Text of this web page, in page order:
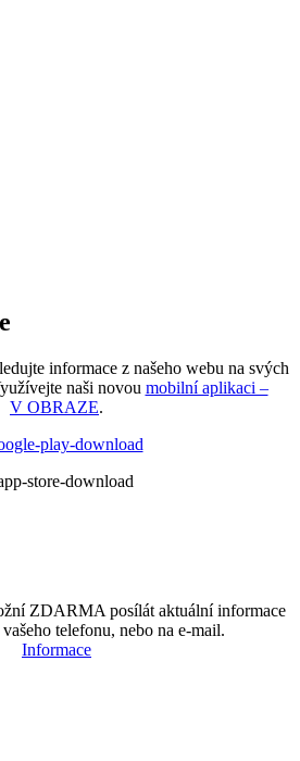
informace z našeho webu na svých
naši novou mobilní aplikaci –
V OBRAZE.
ZDARMA posílát aktuální informace
telefonu, nebo na e-mail.
Informace